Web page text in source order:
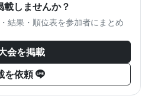
載しませんか？
結果・順位表を参加者にまとめ
会を掲載
を依頼